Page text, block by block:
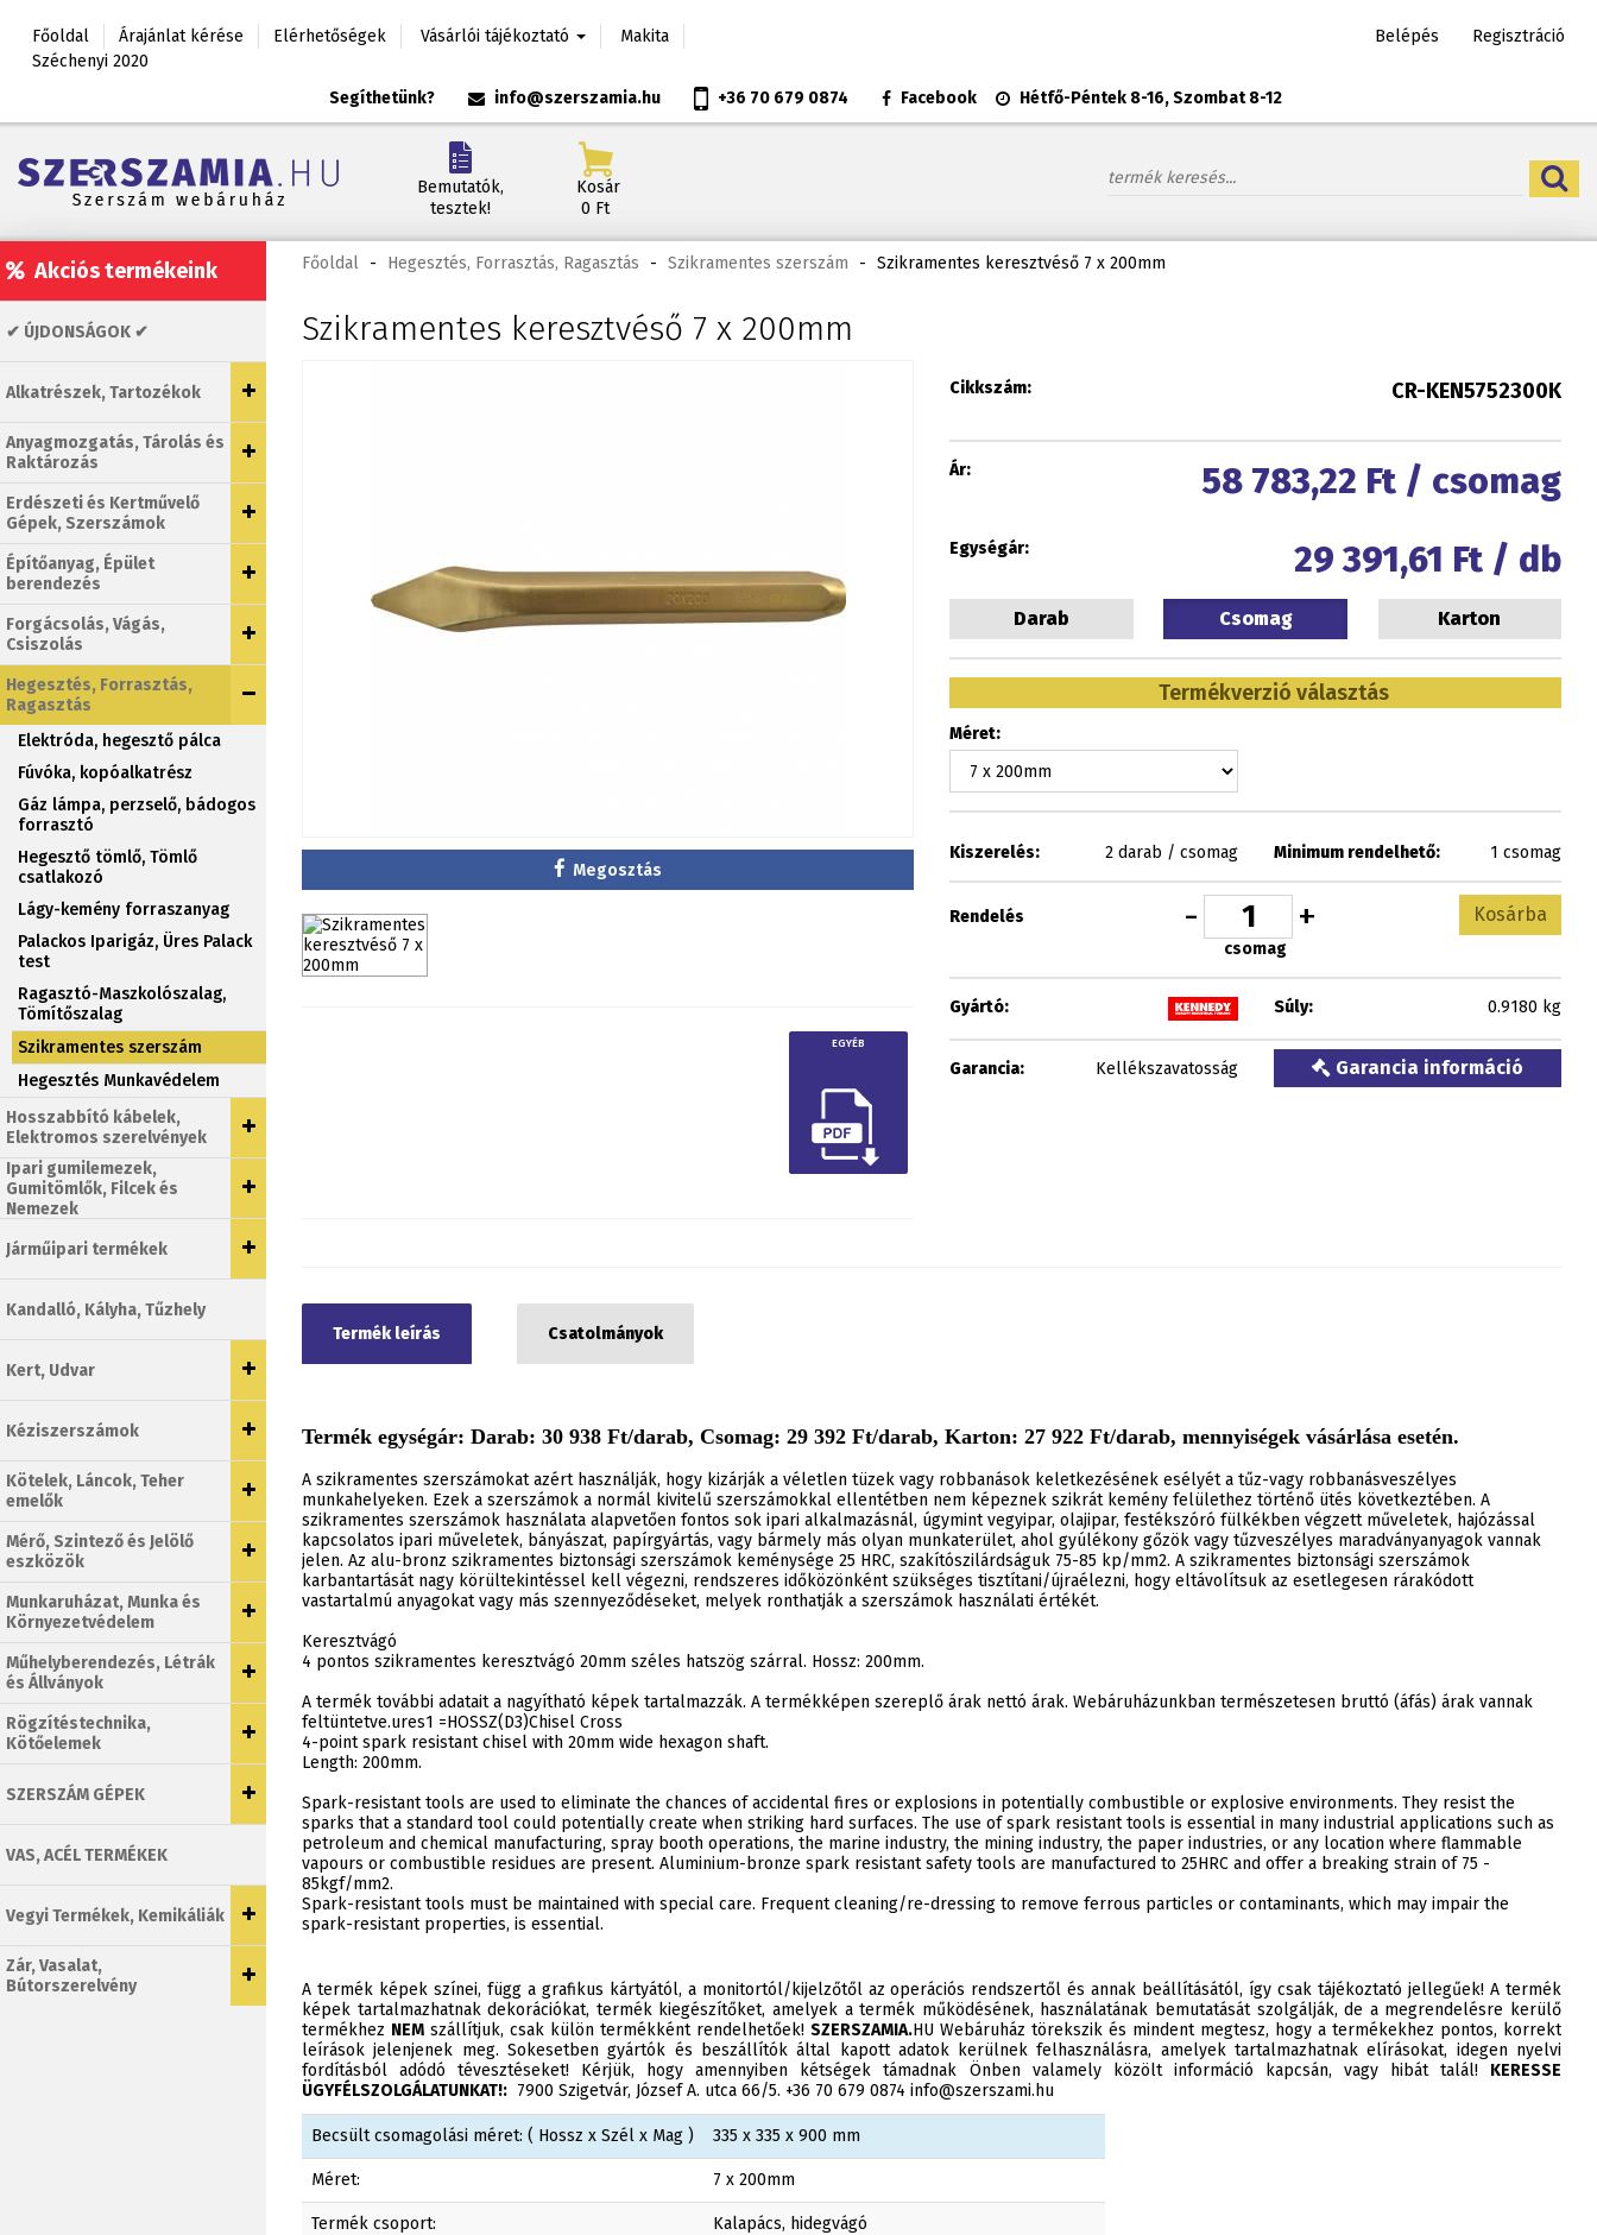
Főoldal Árajánlat kérése Elérhetőségek Vásárlói tájékoztató
Makita
Széchenyi 2020
Belépés Regisztráció
Segíthetünk? info@szerszamia.hu +36 70 679 0874 Facebook Hétfő-Péntek 8-16, Szombat 8-12
Bemutatók,
tesztek!
Kosár
0 Ft
Akciós termékeink
✔ ÚJDONSÁGOK ✔
Alkatrészek, Tartozékok
Anyagmozgatás, Tárolás és
Raktározás
Erdészeti és Kertművelő
Gépek, Szerszámok
Építőanyag, Épület
berendezés
Forgácsolás, Vágás,
Csiszolás
Hegesztés, Forrasztás,
Ragasztás
Elektróda, hegesztő pálca
Fúvóka, kopóalkatrész
Gáz lámpa, perzselő, bádogos
forrasztó
Hegesztő tömlő, Tömlő
csatlakozó
Lágy-kemény forraszanyag
Palackos Iparigáz, Üres Palack
test
Ragasztó-Maszkolószalag,
Tömítőszalag
Szikramentes szerszám
Hegesztés Munkavédelem
Hosszabbító kábelek,
Elektromos szerelvények
Ipari gumilemezek,
Gumitömlők, Filcek és
Nemezek
Járműipari termékek
Kandalló, Kályha, Tűzhely
Kert, Udvar
Kéziszerszámok
Kötelek, Láncok, Teher
emelők
Mérő, Szintező és Jelölő
eszközök
Munkaruházat, Munka és
Környezetvédelem
Műhelyberendezés, Létrák
és Állványok
Rögzítéstechnika,
Kötőelemek
SZERSZÁM GÉPEK
VAS, ACÉL TERMÉKEK
Vegyi Termékek, Kemikáliák
Zár, Vasalat,
Bútorszerelvény
Főoldal - Hegesztés, Forrasztás, Ragasztás - Szikramentes szerszám - Szikramentes keresztvéső 7 x 200mm
Szikramentes keresztvéső 7 x 200mm
Megosztás
EGYÉB
Cikkszám: CR-KEN5752300K
Ár: 58 783,22 Ft / csomag
Egységár: 29 391,61 Ft / db
Darab Csomag Karton
Termékverzió választás
Méret:
Kiszerelés: 2 darab / csomag Minimum rendelhető: 1 csomag
Rendelés - +
csomag
Kosárba
Gyártó: Súly: 0.9180 kg
Garancia: Kellékszavatosság Garancia információ
Termék leírás Csatolmányok
Termék egységár: Darab: 30 938 Ft/darab, Csomag: 29 392 Ft/darab, Karton: 27 922 Ft/darab, mennyiségek vásárlása esetén.
A szikramentes szerszámokat azért használják, hogy kizárják a véletlen tüzek vagy robbanások keletkezésének esélyét a tűz-vagy robbanásveszélyes
munkahelyeken. Ezek a szerszámok a normál kivitelű szerszámokkal ellentétben nem képeznek szikrát kemény felülethez történő ütés következtében. A
szikramentes szerszámok használata alapvetően fontos sok ipari alkalmazásnál, úgymint vegyipar, olajipar, festékszóró fülkékben végzett műveletek, hajózással
kapcsolatos ipari műveletek, bányászat, papírgyártás, vagy bármely más olyan munkaterület, ahol gyúlékony gőzök vagy tűzveszélyes maradványanyagok vannak
jelen. Az alu-bronz szikramentes biztonsági szerszámok keménysége 25 HRC, szakítószilárdságuk 75-85 kp/mm2. A szikramentes biztonsági szerszámok
karbantartását nagy körültekintéssel kell végezni, rendszeres időközönként szükséges tisztítani/újraélezni, hogy eltávolítsuk az esetlegesen rárakódott
vastartalmú anyagokat vagy más szennyeződéseket, melyek ronthatják a szerszámok használati értékét.
Keresztvágó
4 pontos szikramentes keresztvágó 20mm széles hatszög szárral. Hossz: 200mm.
A termék további adatait a nagyítható képek tartalmazzák. A termékképen szereplő árak nettó árak. Webáruházunkban természetesen bruttó (áfás) árak vannak
feltüntetve.ures1 =HOSSZ(D3)Chisel Cross
4-point spark resistant chisel with 20mm wide hexagon shaft.
Length: 200mm.
Spark-resistant tools are used to eliminate the chances of accidental fires or explosions in potentially combustible or explosive environments. They resist the
sparks that a standard tool could potentially create when striking hard surfaces. The use of spark resistant tools is essential in many industrial applications such as
petroleum and chemical manufacturing, spray booth operations, the marine industry, the mining industry, the paper industries, or any location where flammable
vapours or combustible residues are present. Aluminium-bronze spark resistant safety tools are manufactured to 25HRC and offer a breaking strain of 75 -
85kgf/mm2.
Spark-resistant tools must be maintained with special care. Frequent cleaning/re-dressing to remove ferrous particles or contaminants, which may impair the
spark-resistant properties, is essential.
A termék képek színei, függ a grafikus kártyától, a monitortól/kijelzőtől az operációs rendszertől és annak beállításától, így csak tájékoztató jellegűek! A termék
képek tartalmazhatnak dekorációkat, termék kiegészítőket, amelyek a termék működésének, használatának bemutatását szolgálják, de a megrendelésre kerülő
termékhez NEM szállítjuk, csak külön termékként rendelhetőek! SZERSZAMIA.HU Webáruház törekszik és mindent megtesz, hogy a termékekhez pontos, korrekt
leírások jelenjenek meg. Sokesetben gyártók és beszállítók által kapott adatok kerülnek felhasználásra, amelyek tartalmazhatnak elírásokat, idegen nyelvi
fordításból adódó tévesztéseket! Kérjük, hogy amennyiben kétségek támadnak Önben valamely közölt információ kapcsán, vagy hibát talál! KERESSE
ÜGYFÉLSZOLGÁLATUNKAT!: 7900 Szigetvár, József A. utca 66/5. +36 70 679 0874 info@szerszami.hu
Becsült csomagolási méret: ( Hossz x Szél x Mag ) 335 x 335 x 900 mm
Méret: 7 x 200mm
Termék csoport: Kalapács, hidegvágó